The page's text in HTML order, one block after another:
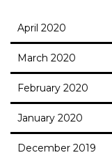
April 2020
March 2020
February 2020
January 2020
December 2019